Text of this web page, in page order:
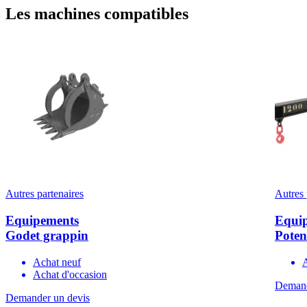
Les machines compatibles
Autres partenaires
Equipements
Godet grappin
Achat neuf
Achat d'occasion
Demander un devis
Autres